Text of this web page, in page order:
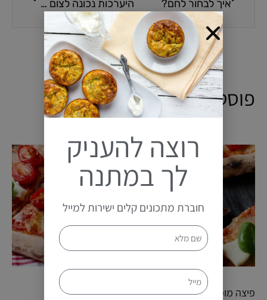
איך לבחור לחם? היערכות נכונה לצום 9 באב
פוסטים קשורים
פיצה מופחתת קלוריות – ללא התפחה
רוצה להעניק
לך במתנה
חוברת מתכונים קלים ישירות למייל